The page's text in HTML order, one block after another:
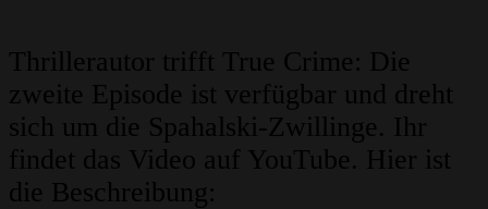
Thrillerautor trifft True Crime: Die
zweite Episode ist verfügbar und dreht
sich um die Spahalski-Zwillinge. Ihr
findet das Video auf YouTube. Hier ist
die Beschreibung: